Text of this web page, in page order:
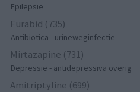
Epilepsie
Furabid (735)
Antibiotica - urineweginfectie
Mirtazapine (731)
Depressie - antidepressiva overig
Amitriptyline (699)